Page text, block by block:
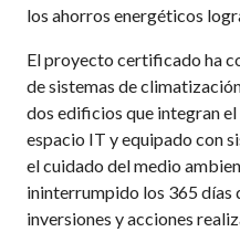
los ahorros energéticos
El proyecto certificado ha
de sistemas de
dos edificios que integran
espacio IT y equipado con
el cuidado del medio
ininterrumpido los 365 días
inversiones y acciones